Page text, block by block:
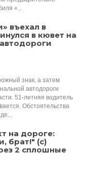
«...
въехал в
в кювет на
знак, а затем
автодороги
51-летняя водитель
Обстоятельства
на дороге:
брат!" (с)
2 сплошные